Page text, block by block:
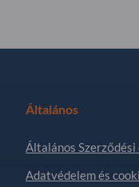
Általános
Általános
Adatvédelem és